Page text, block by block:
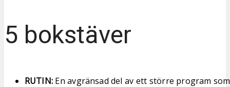
5 bokstäver
RUTIN:En avgränsad del av ett större program